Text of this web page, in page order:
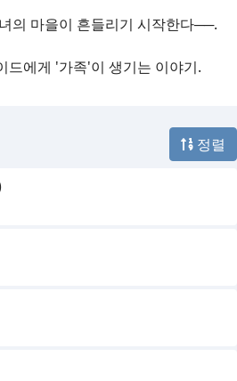
의 마을이 흔들리기 시작한다──.
드에게 '가족'이 생기는 이야기.
정렬